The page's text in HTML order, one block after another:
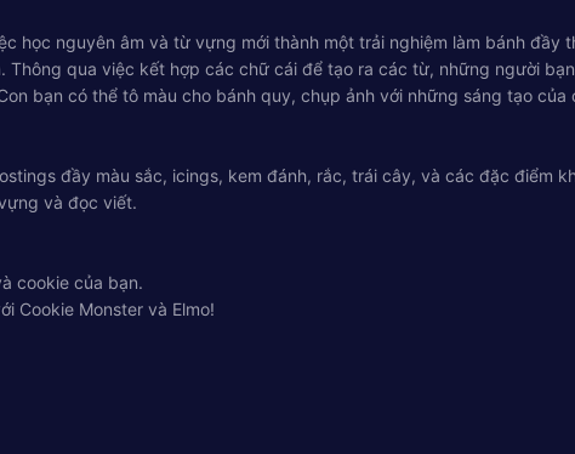
học nguyên âm và từ vựng mới thành một trải nghiệm làm bánh
Thông qua việc kết hợp các chữ cái để tạo ra các từ, những người
bạn có thể tô màu cho bánh quy, chụp ảnh với những sáng tạo
đầy màu sắc, icings, kem đánh, rắc, trái cây, và các đặc điểm
và đọc viết.
cookie của bạn.
Cookie Monster và Elmo!